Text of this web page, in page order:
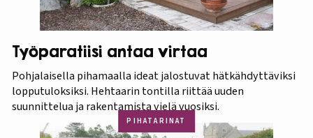
Työparatiisi antaa virtaa
Pohjalaisella pihamaalla ideat jalostuvat hätkähdyttäviksi
lopputuloksiksi. Hehtaarin tontilla riittää uuden
suunnittelua ja rakentamista vielä vuosiksi.
PIHATARINAT